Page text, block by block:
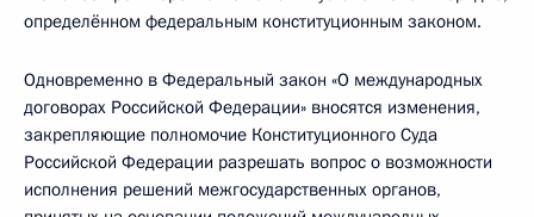
определённом федеральным конституционным законом.
Одновременно в Федеральный закон «О международных
договорах Российской Федерации» вносятся изменения,
закрепляющие полномочие Конституционного Суда
Российской Федерации разрешать вопрос о возможности
исполнения решений межгосударственных органов,